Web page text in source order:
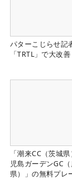
パターこじらせ記
「TRTL」で大改善
「潮来CC（茨城
児島ガーデンGC
県）」の無料プレ